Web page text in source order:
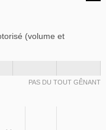
(volume et
PAS DU TOUT GÊNANT